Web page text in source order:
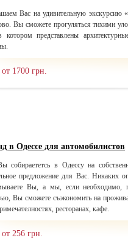
Вас на удивительную
Вы сможете прогуляться тихими
котором представлены
1700 грн.
в Одессе для автомобилистов
собираететсь в Одессу на
предложение для Вас. Никаких
Вы, а мы, если необходимо,
Вы сможете съэкономить на
ресторанах, кафе.
256 грн.